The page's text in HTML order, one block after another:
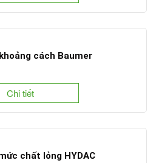
cách Baumer
Chi tiết
chất lỏng HYDAC